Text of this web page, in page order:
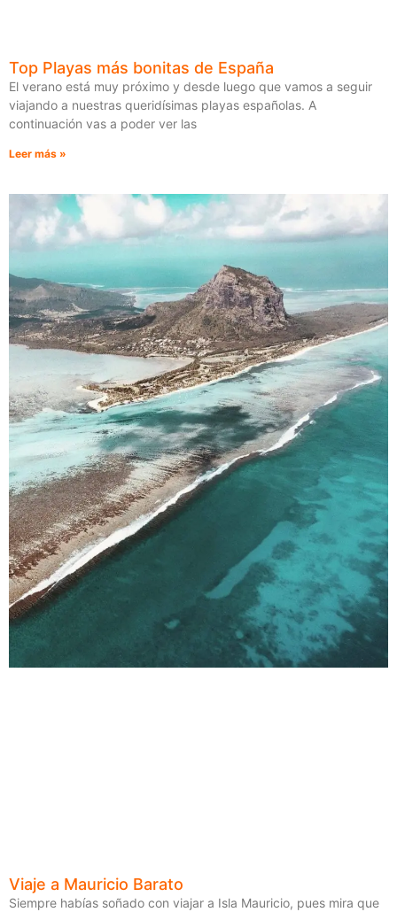
Top Playas más bonitas de España
El verano está muy próximo y desde luego que vamos a seguir
viajando a nuestras queridísimas playas españolas. A
continuación vas a poder ver las
Leer más »
Viaje a Mauricio Barato
Siempre habías soñado con viajar a Isla Mauricio, pues mira que